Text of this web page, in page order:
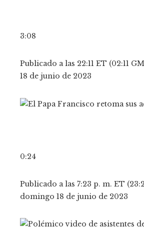
3:08
Publicado a las 22:11 ET (02:11
18 de junio de 2023
0:24
Publicado a las 7:23 p. m. ET
domingo 18 de junio de 2023